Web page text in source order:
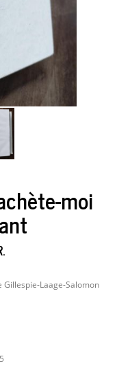
moi
Gillespie-Laage-Salomon